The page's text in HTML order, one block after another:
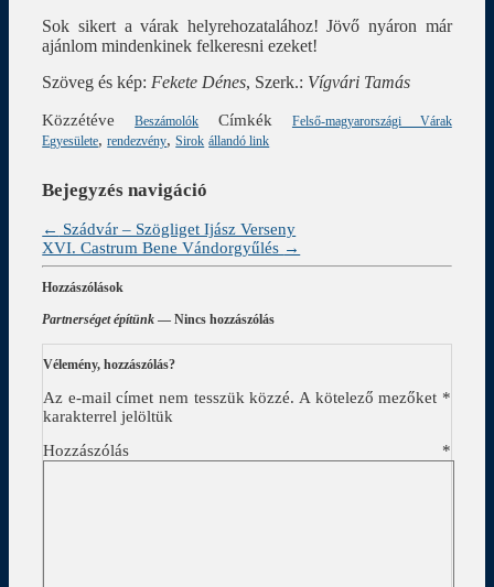
Sok sikert a várak helyrehozatalához! Jövő nyáron már
ajánlom mindenkinek felkeresni ezeket!
Szöveg és kép: Fekete Dénes, Szerk.: Vígvári Tamás
Közzétéve
Beszámolók Címkék
Felső-magyarországi Várak
Egyesülete,rendezvény,Sirok állandó link
Bejegyzés navigáció
← Szádvár – Szögliget Ijász Verseny
XVI. Castrum Bene Vándorgyűlés →
Hozzászólások
Partnerséget építünk — Nincs hozzászólás
Vélemény, hozzászólás?
Az e-mail címet nem tesszük közzé. A kötelező mezőket *
karakterrel jelöltük
Hozzászólás *